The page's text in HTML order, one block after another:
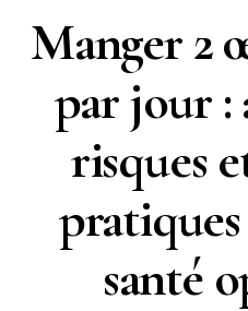
Manger 2
par jour :
risques
santé